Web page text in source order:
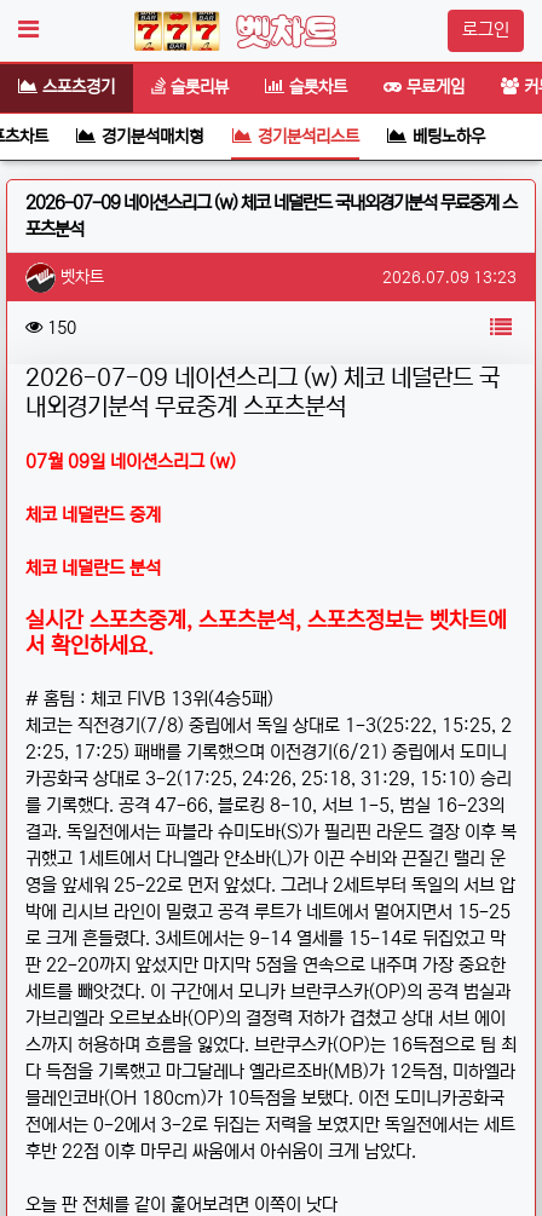
로그인
스포츠경기 슬롯리뷰 슬롯차트 무료게임
차트 경기분석매치형 경기분석리스트 베팅노하우
2026-07-09 네이션스리그 (w) 체코 네덜란드 국내외경기분석 무료중계 스
포츠분석
작성자 정보
벳차트 작성일
2026.07.09 13:23
컨텐츠 정보
150조회 목록
본문2026-07-09 네이션스리그 (w) 체코 네덜란드 국
내외경기분석 무료중계 스포츠분석
07월 09일 네이션스리그 (w)
체코 네덜란드 중계
체코 네덜란드 분석
실시간 스포츠중계, 스포츠분석, 스포츠정보는 벳차트에
서 확인하세요.
# 홈팀 : 체코 FIVB 13위(4승5패)
체코는 직전경기(7/8) 중립에서 독일 상대로 1-3(25:22, 15:25, 2
2:25, 17:25) 패배를 기록했으며 이전경기(6/21) 중립에서 도미니
카공화국 상대로 3-2(17:25, 24:26, 25:18, 31:29, 15:10) 승리
를 기록했다. 공격 47-66, 블로킹 8-10, 서브 1-5, 범실 16-23의
결과. 독일전에서는 파블라 슈미도바(S)가 필리핀 라운드 결장 이후 복
귀했고 1세트에서 다니엘라 얀소바(L)가 이끈 수비와 끈질긴 랠리 운
영을 앞세워 25-22로 먼저 앞섰다. 그러나 2세트부터 독일의 서브 압
박에 리시브 라인이 밀렸고 공격 루트가 네트에서 멀어지면서 15-25
로 크게 흔들렸다. 3세트에서는 9-14 열세를 15-14로 뒤집었고 막
판 22-20까지 앞섰지만 마지막 5점을 연속으로 내주며 가장 중요한
세트를 빼앗겼다. 이 구간에서 모니카 브란쿠스카(OP)의 공격 범실과
가브리엘라 오르보쇼바(OP)의 결정력 저하가 겹쳤고 상대 서브 에이
스까지 허용하며 흐름을 잃었다. 브란쿠스카(OP)는 16득점으로 팀 최
다 득점을 기록했고 마그달레나 옐라르조바(MB)가 12득점, 미하엘라
믈레인코바(OH 180cm)가 10득점을 보탰다. 이전 도미니카공화국
전에서는 0-2에서 3-2로 뒤집는 저력을 보였지만 독일전에서는 세트
후반 22점 이후 마무리 싸움에서 아쉬움이 크게 남았다.
오늘 판 전체를 같이 훑어보려면 이쪽이 낫다